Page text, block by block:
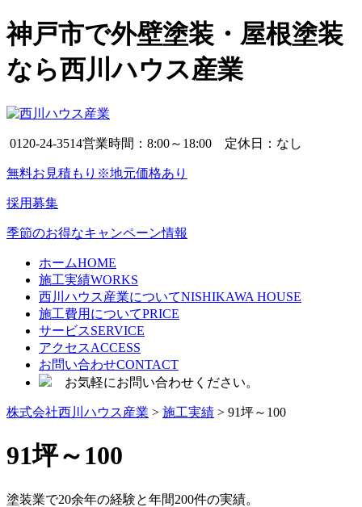
神戸市で外壁塗装・屋根塗装
なら西川ハウス産業
0120-24-3514営業時間：8:00～18:00 定休日：なし
無料お見積もり※地元価格あり
採用募集
季節のお得なキャンペーン情報
ホームHOME
施工実績WORKS
西川ハウス産業についてNISHIKAWA HOUSE
施工費用についてPRICE
サービスSERVICE
アクセスACCESS
お問い合わせCONTACT
お気軽にお問い合わせください。
株式会社西川ハウス産業 > 施工実績 > 91坪～100
91坪～100
塗装業で20余年の経験と年間200件の実績。